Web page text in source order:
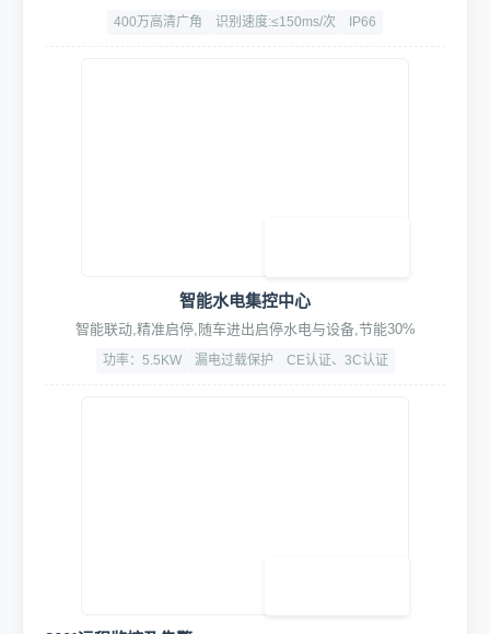
400万高清广角 识别速度:≤150ms/次 IP66
智能水电集控中心
智能联动,精准启停,随车进出启停水电与设备,节能30%
功率：5.5KW 漏电过载保护 CE认证、3C认证